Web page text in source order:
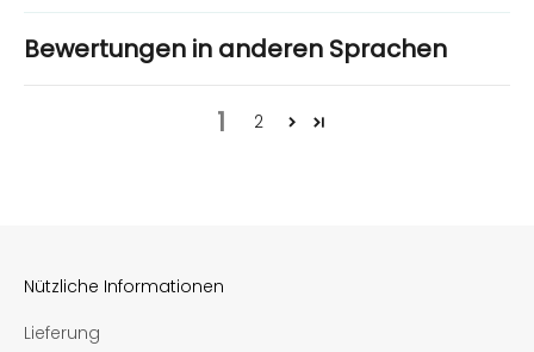
Bewertungen in anderen Sprachen
1 2
Nützliche Informationen
Lieferung